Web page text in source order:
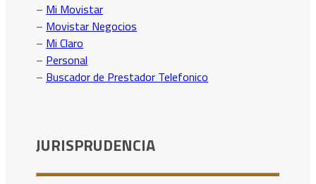
– Mi Movistar
– Movistar Negocios
– Mi Claro
– Personal
– Buscador de Prestador Telefonico
JURISPRUDENCIA